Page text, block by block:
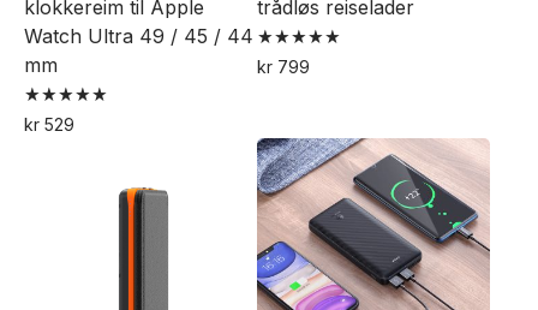
klokkereim til Apple
Watch Ultra 49 / 45 / 44
mm
Vurdert
5.00
kr 529
trådløs reiselader
Vurdert
5.00
kr 799
har
flere
varianter.
Alternativene
kan